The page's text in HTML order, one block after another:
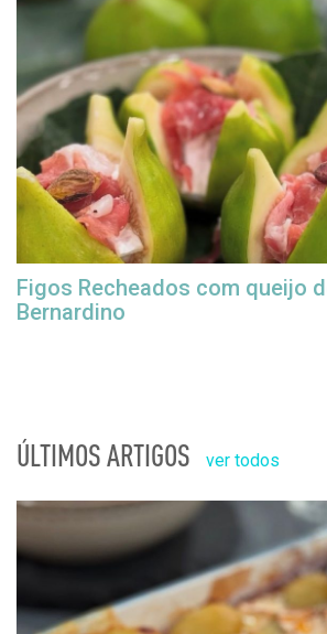
Figos Recheados com queijo
Bernardino
ÚLTIMOS ARTIGOS ver todos